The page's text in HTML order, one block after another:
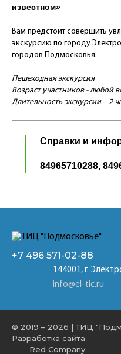
известном»
Вам предстоит совершить
экскурсию по городу
городов Подмосковья.
Пешеходная экскурсия
Возраст участников - любой
Длительность экскурсии – 2
Справки и
84965710288,
+7 496 571-02-88
144001, г.
info@el-tic.ru
© 2019 – 2026 | ТИЦ
Разработка сайта
Red Company